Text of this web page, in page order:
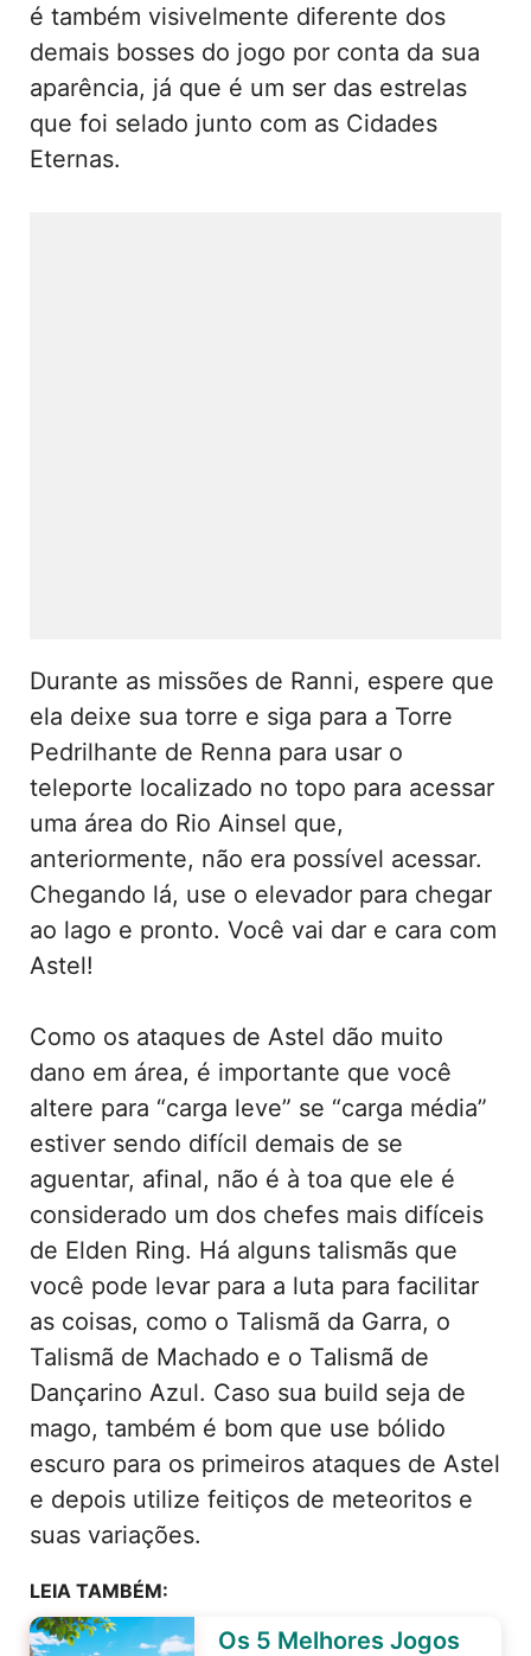
é também visivelmente diferente dos
demais bosses do jogo por conta da sua
aparência, já que é um ser das estrelas
que foi selado junto com as Cidades
Eternas.
Durante as missões de Ranni, espere que
ela deixe sua torre e siga para a Torre
Pedrilhante de Renna para usar o
teleporte localizado no topo para acessar
uma área do Rio Ainsel que,
anteriormente, não era possível acessar.
Chegando lá, use o elevador para chegar
ao lago e pronto. Você vai dar e cara com
Astel!
Como os ataques de Astel dão muito
dano em área, é importante que você
altere para “carga leve” se “carga média”
estiver sendo difícil demais de se
aguentar, afinal, não é à toa que ele é
considerado um dos chefes mais difíceis
de Elden Ring. Há alguns talismãs que
você pode levar para a luta para facilitar
as coisas, como o Talismã da Garra, o
Talismã de Machado e o Talismã de
Dançarino Azul. Caso sua build seja de
mago, também é bom que use bólido
escuro para os primeiros ataques de Astel
e depois utilize feitiços de meteoritos e
suas variações.
LEIA TAMBÉM:
Os 5 Melhores Jogos